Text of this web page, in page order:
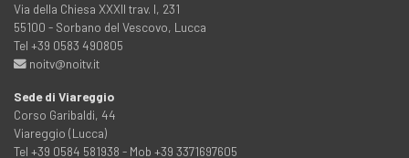
Via della Chiesa XXXII trav. I, 231
55100 - Sorbano del Vescovo, Lucca
Tel +39 0583 490805
noitv@noitv.it
Sede di Viareggio
Corso Garibaldi, 44
Viareggio (Lucca)
Tel +39 0584 581938 - Mob +39 3371697605